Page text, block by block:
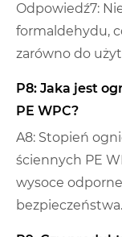
Odpowiedź7:
formaldehydu,
zarówno do
P8: Jaka jest
PE WPC?
A8: Stopień
ściennych PE
wysoce
bezpieczeństwa.